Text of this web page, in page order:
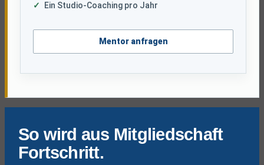
Ein Studio-Coaching pro Jahr
Mentor anfragen
So wird aus Mitgliedschaft
Fortschritt.